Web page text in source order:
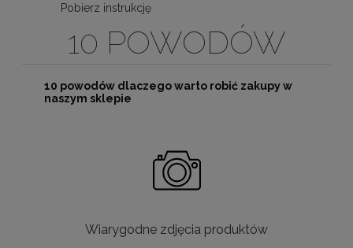
Pobierz instrukcję
10 POWODÓW
10 powodów dlaczego warto robić zakupy w
naszym sklepie
Wiarygodne zdjęcia produktów